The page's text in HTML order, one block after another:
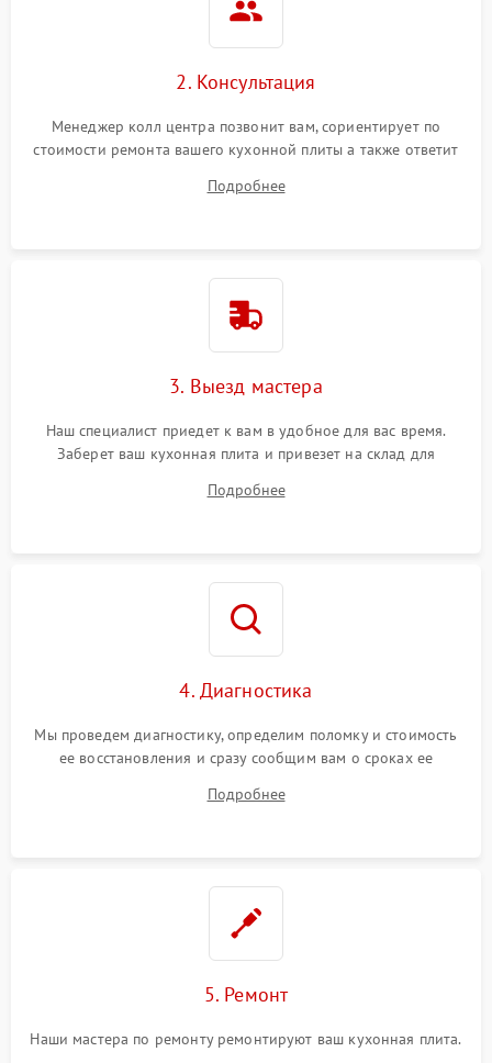
2. Консультация
Менеджер колл центра позвонит вам, сориентирует по
стоимости ремонта вашего кухонной плиты а также ответит
Подробнее
3. Выезд мастера
Наш специалист приедет к вам в удобное для вас время.
Заберет ваш кухонная плита и привезет на склад для
Подробнее
4. Диагностика
Мы проведем диагностику, определим поломку и стоимость
ее восстановления и сразу сообщим вам о сроках ее
Подробнее
5. Ремонт
Наши мастера по ремонту ремонтируют ваш кухонная плита.